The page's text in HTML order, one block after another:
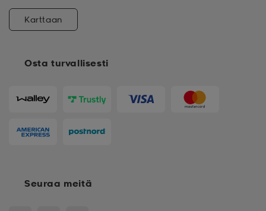
Osta turvallisesti
Karttaan
Seuraa meitä